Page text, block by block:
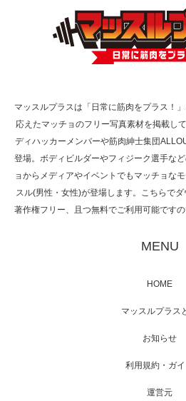
TOKYO FMラジオ
で紹介さ…
た（6/8放送）
映画「メカバース
【TV】NHK BS「
マッスルプラスは「日常に筋肉をプラス！
応えたマッチョのフリー写真素材を掲載し
ディハッカーメンバーや筋肉紳士集団
登場。ボディビルダーやフィジーク選手な
ョからメディアやイベントでもマッチョな
スル(男性・女性)が登場します。こちらで
著作権フリー、且つ無料でご利用可能です
MENU
HOME
マッスルプラス
お知らせ
利用規約・ガ
運営元